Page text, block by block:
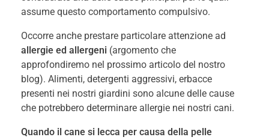
assume questo comportamento compulsivo.
Occorre anche prestare particolare attenzione ad
allergie ed allergeni (argomento che
approfondiremo nel prossimo articolo del nostro
blog). Alimenti, detergenti aggressivi, erbacce
presenti nei nostri giardini sono alcune delle cause
che potrebbero determinare allergie nei nostri cani.
Quando il cane si lecca per causa della pelle